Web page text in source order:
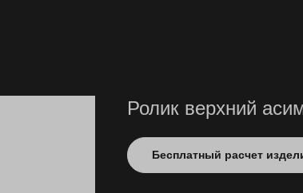
Ролик верхний
Бесплатный расчет